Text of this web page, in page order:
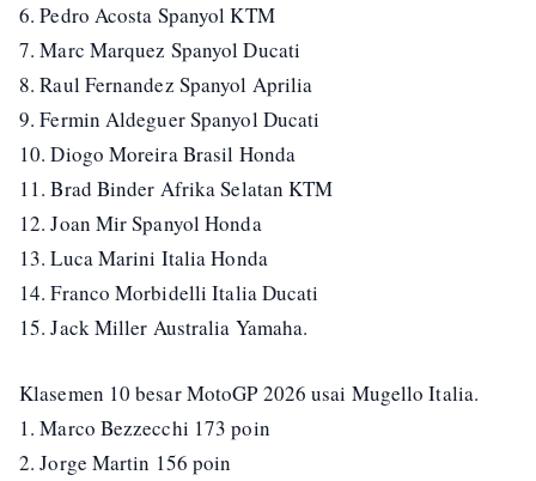
6. Pedro Acosta Spanyol KTM
7. Marc Marquez Spanyol Ducati
8. Raul Fernandez Spanyol Aprilia
9. Fermin Aldeguer Spanyol Ducati
10. Diogo Moreira Brasil Honda
11. Brad Binder Afrika Selatan KTM
12. Joan Mir Spanyol Honda
13. Luca Marini Italia Honda
14. Franco Morbidelli Italia Ducati
15. Jack Miller Australia Yamaha.
Klasemen 10 besar MotoGP 2026 usai Mugello Italia.
1. Marco Bezzecchi 173 poin
2. Jorge Martin 156 poin